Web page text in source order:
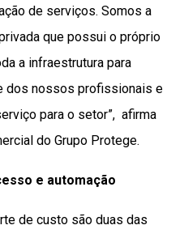
de serviços. Somos a
que possui o próprio
a infraestrutura para
dos nossos profissionais e
para o setor”, afirma
do Grupo Protege.
e automação
de custo são duas das